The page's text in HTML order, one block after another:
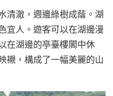
清澈，週邊綠樹成蔭。湖
宜人。遊客可以在湖邊漫
在湖邊的亭臺樓閣中休
襯，構成了一幅美麗的山